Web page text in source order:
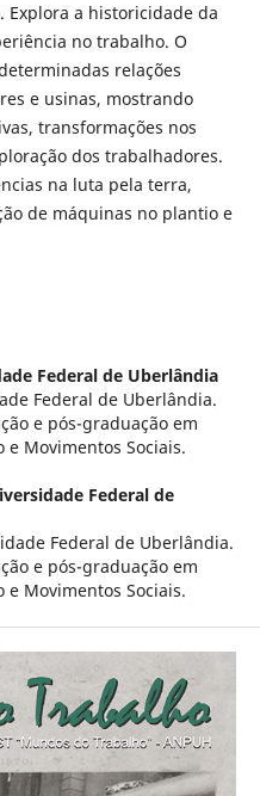
a historicidade da
no trabalho. O
relações
e usinas, mostrando
transformações nos
dos trabalhadores.
na luta pela terra,
de máquinas no plantio e
Federal de Uberlândia
Federal de Uberlândia.
e pós-graduação em
Movimentos Sociais.
Federal de
Federal de Uberlândia.
e pós-graduação em
Movimentos Sociais.